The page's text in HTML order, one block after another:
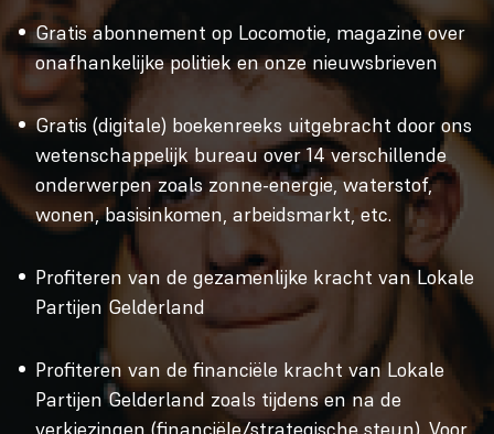
Gratis abonnement op Locomotie, magazine over
onafhankelijke politiek en onze nieuwsbrieven
Gratis (digitale) boekenreeks uitgebracht door ons
wetenschappelijk bureau over 14 verschillende
onderwerpen zoals zonne-energie, waterstof,
wonen, basisinkomen, arbeidsmarkt, etc.
Profiteren van de gezamenlijke kracht van Lokale
Partijen Gelderland
Profiteren van de financiële kracht van Lokale
Partijen Gelderland zoals tijdens en na de